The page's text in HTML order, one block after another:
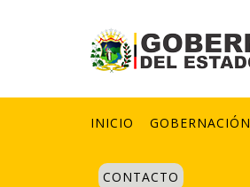
INICIO GOBERNACIÓN
CONTACTO